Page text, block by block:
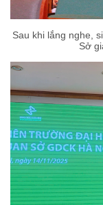
Sau khi lắng nghe,
Sở